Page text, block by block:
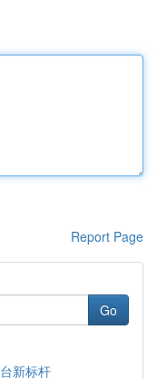
Report Page
Go
新标杆